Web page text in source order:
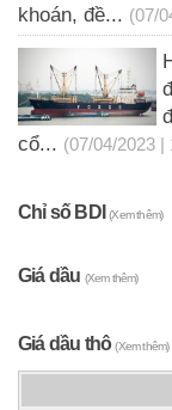
khoán, đề... (07/
cổ... (07/04/2023 |
Chỉ số BDI(Xem thêm)
Giá dầu (Xem thêm)
Giá dầu thô(Xem thêm)